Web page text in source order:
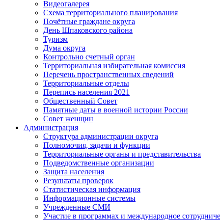
Видеогалерея
Схема территориального планирования
Почётные граждане округа
День Шпаковского района
Туризм
Дума округа
Контрольно счетный орган
Территориальная избирательная комиссия
Перечень пространственных сведений
Территориальные отделы
Перепись населения 2021
Общественный Совет
Памятные даты в военной истории России
Совет женщин
Администрация
Структура администрации округа
Полномочия, задачи и функции
Территориальные органы и представительства
Подведомственные организации
Защита населения
Результаты проверок
Статистическая информация
Информационные системы
Учрежденные СМИ
Участие в программах и международное